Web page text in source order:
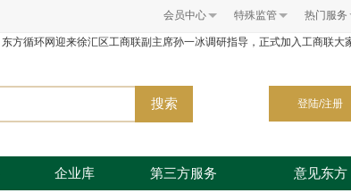
热门服务
特殊监管
会员中心
搜索 登陆/注册
企业库 第三方服务 意见东方